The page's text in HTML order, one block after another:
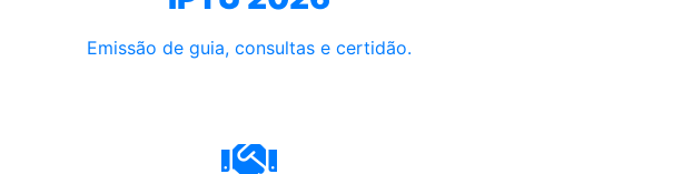
Emissão de guia, consultas e certidão.